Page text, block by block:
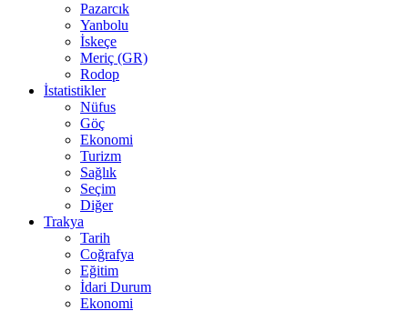
Pazarcık
Yanbolu
İskeçe
Meriç (GR)
Rodop
İstatistikler
Nüfus
Göç
Ekonomi
Turizm
Sağlık
Seçim
Diğer
Trakya
Tarih
Coğrafya
Eğitim
İdari Durum
Ekonomi